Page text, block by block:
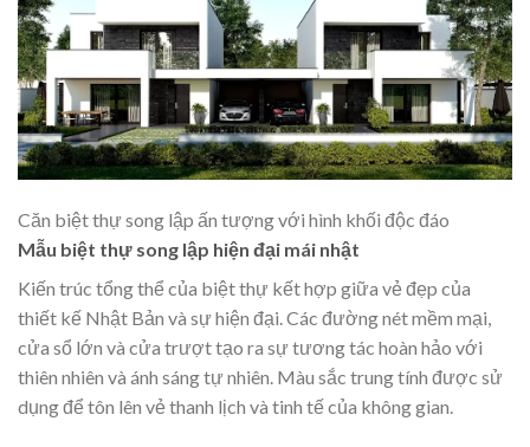
Căn biệt thự song lập ấn tượng với hình khối độc đáo
Mẫu biệt thự song lập hiện đại mái nhật
Kiến trúc tổng thể của biệt thự kết hợp giữa vẻ đẹp của
thiết kế Nhật Bản và sự hiện đại. Các đường nét mềm mại,
cửa sổ lớn và cửa trượt tạo ra sự tương tác hoàn hảo với
thiên nhiên và ánh sáng tự nhiên. Màu sắc trung tính được sử
dụng để tôn lên vẻ thanh lịch và tinh tế của không gian.